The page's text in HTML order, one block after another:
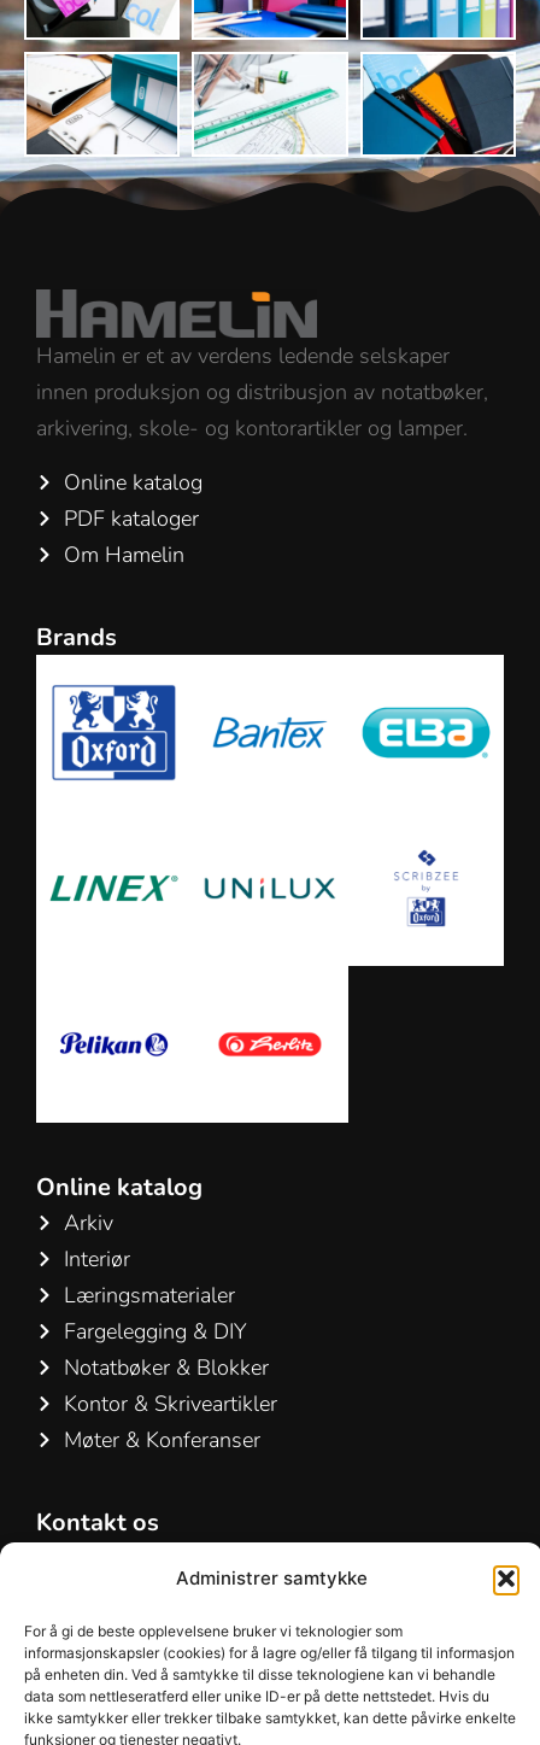
Administrer samtykke
For å gi de beste opplevelsene bruker vi teknologier som
informasjonskapsler (cookies) for å lagre og/eller få tilgang til informasjon
på enheten din. Ved å samtykke til disse teknologiene kan vi behandle
data som nettleseratferd eller unike ID-er på dette nettstedet. Hvis du
ikke samtykker eller trekker tilbake samtykket, kan dette påvirke enkelte
funksjoner og tjenester negativt.
Hamelin er et av verdens ledende selskaper
innen produksjon og distribusjon av notatbøker,
arkivering, skole- og kontorartikler og lamper.
Online katalog
PDF kataloger
Om Hamelin
Brands
Online katalog
Arkiv
Interiør
Læringsmaterialer
Fargelegging & DIY
Notatbøker & Blokker
Kontor & Skriveartikler
Møter & Konferanser
Kontakt os
Hirsemarken 5, st. th.
3520 Farum
Danmark
+45 48 16 50 00